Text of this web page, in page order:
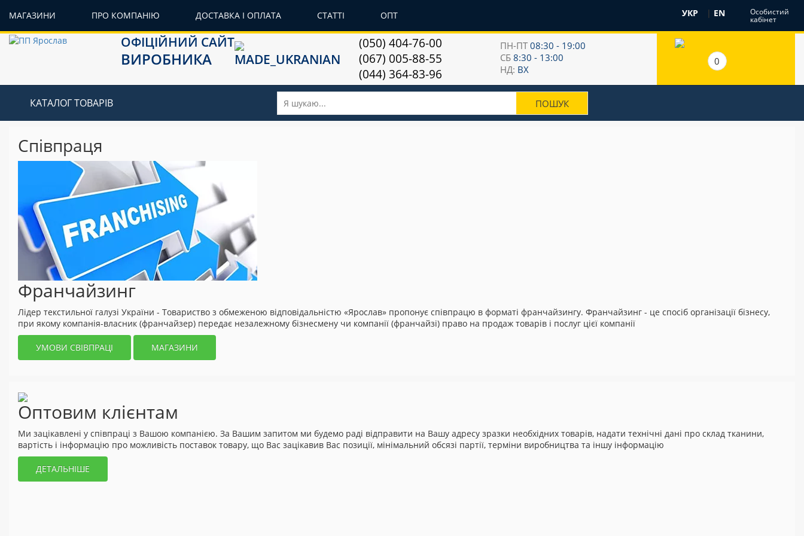
МАГАЗИНИ ПРО КОМПАНІЮ ДОСТАВКА І ОПЛАТА СТАТТІ ОПТ УКР | EN Особистий
кабінет
ОФІЦІЙНИЙ САЙТ
ВИРОБНИКА
(050) 404-76-00
(067) 005-88-55
(044) 364-83-96
ПН-ПТ08:30 - 19:00
СБ8:30 - 13:00
НД: ВХ
0
КАТАЛОГ ТОВАРІВ
Співпраця
Франчайзинг
Лідер текстильної галузі України - Товариство з обмеженою відповідальністю «Ярослав» пропонує співпрацю в форматі франчайзингу. Франчайзинг - це спосіб організації бізнесу,
при якому компанія-власник (франчайзер) передає незалежному бізнесмену чи компанії (франчайзі) право на продаж товарів і послуг цієї компанії
УМОВИ СВІВПРАЦІ МАГАЗИНИ
Оптовим клієнтам
Ми зацікавлені у співпраці з Вашою компанією. За Вашим запитом ми будемо раді відправити на Вашу адресу зразки необхідних товарів, надати технічні дані про склад тканини,
вартість і інформацію про можливість поставок товару, що Вас зацікавив Вас позиції, мінімальний обсязі партії, терміни виробництва та іншу інформацію
ДЕТАЛЬНІШЕ